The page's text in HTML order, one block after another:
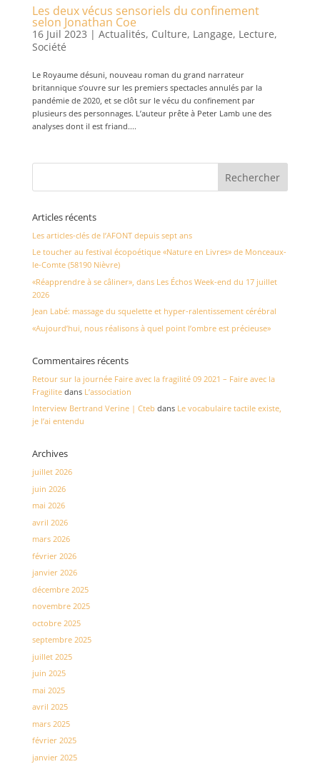
Les deux vécus sensoriels du confinement
selon Jonathan Coe
16 Juil 2023 | Actualités, Culture, Langage, Lecture,
Société
Le Royaume désuni, nouveau roman du grand narrateur
britannique s’ouvre sur les premiers spectacles annulés par la
pandémie de 2020, et se clôt sur le vécu du confinement par
plusieurs des personnages. L’auteur prête à Peter Lamb une des
analyses dont il est friand....
Articles récents
Les articles-clés de l’AFONT depuis sept ans
Le toucher au festival écopoétique «Nature en Livres» de Monceaux-
le-Comte (58190 Nièvre)
«Réapprendre à se câliner», dans Les Échos Week-end du 17 juillet
2026
Jean Labé: massage du squelette et hyper-ralentissement cérébral
«Aujourd’hui, nous réalisons à quel point l’ombre est précieuse»
Commentaires récents
Retour sur la journée Faire avec la fragilité 09 2021 – Faire avec la
Fragilitedans L’association
Interview Bertrand Verine | Cteb dans Le vocabulaire tactile existe,
je l’ai entendu
Archives
juillet 2026
juin 2026
mai 2026
avril 2026
mars 2026
février 2026
janvier 2026
décembre 2025
novembre 2025
octobre 2025
septembre 2025
juillet 2025
juin 2025
mai 2025
avril 2025
mars 2025
février 2025
janvier 2025